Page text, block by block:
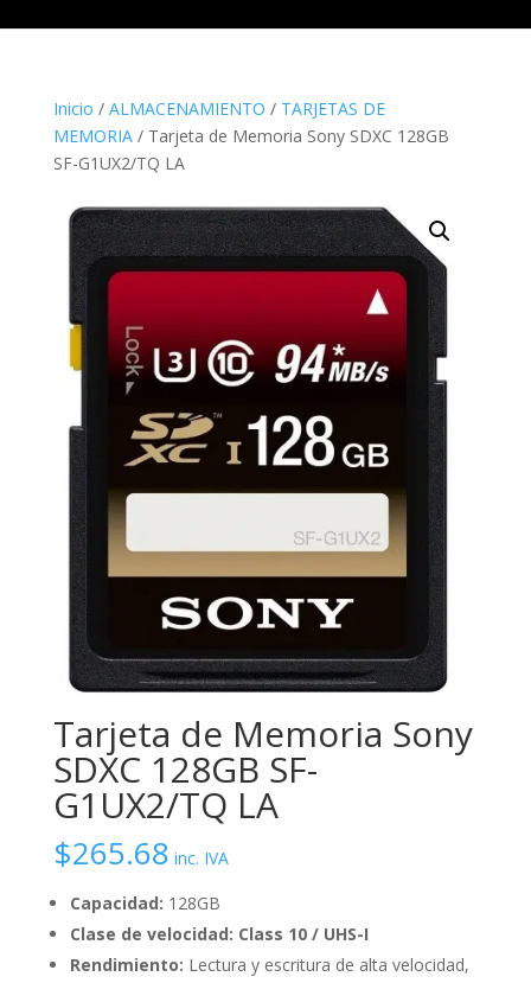
Inicio / ALMACENAMIENTO / TARJETAS DE
MEMORIA/ Tarjeta de Memoria Sony SDXC 128GB
SF-G1UX2/TQ LA
Tarjeta de Memoria Sony
SDXC 128GB SF-
G1UX2/TQ LA
$265.68 inc. IVA
Capacidad: 128GB
Clase de velocidad: Class 10 / UHS-I
Rendimiento: Lectura y escritura de alta velocidad,